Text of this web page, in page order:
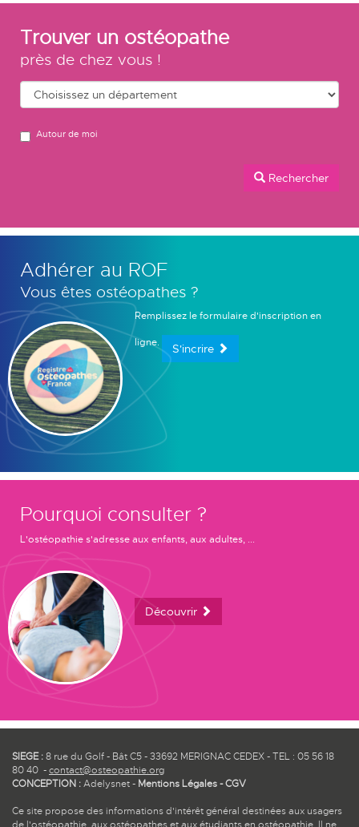
Trouver un ostéopathe
près de chez vous !
Autour de moi
Rechercher
Adhérer au ROF
Vous êtes ostéopathes ?
Remplissez le formulaire d'inscription en
ligne. S'incrire
Pourquoi consulter ?
L'ostéopathie s'adresse aux enfants, aux adultes, ...
Découvrir
SIEGE :8 rue du Golf - Bât C5 - 33692 MERIGNAC CEDEX - TEL : 05 56 18
80 40 -contact@osteopathie.org
CONCEPTION :Adelysnet- Mentions Légales-CGV
Ce site propose des informations d'intérêt général destinées aux usagers